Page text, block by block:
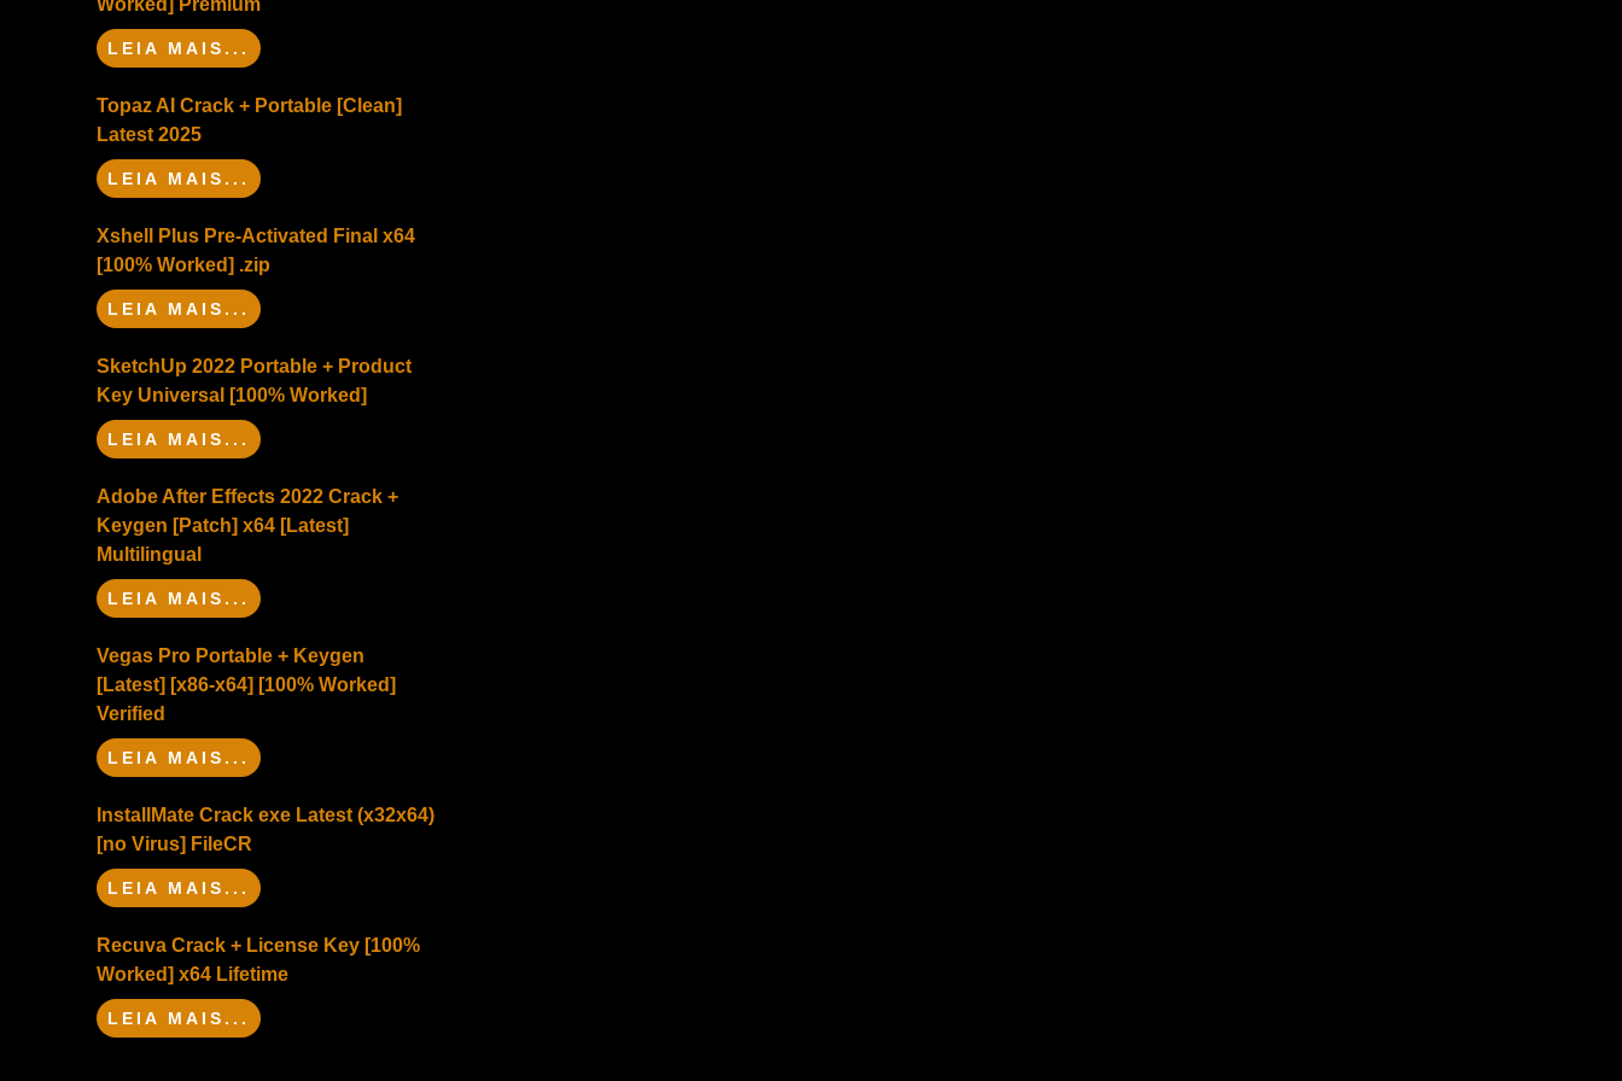
Worked] Premium
LEIA MAIS...
Topaz AI Crack + Portable [Clean]
Latest 2025
LEIA MAIS...
Xshell Plus Pre-Activated Final x64
[100% Worked] .zip
LEIA MAIS...
SketchUp 2022 Portable + Product
Key Universal [100% Worked]
LEIA MAIS...
Adobe After Effects 2022 Crack +
Keygen [Patch] x64 [Latest]
Multilingual
LEIA MAIS...
Vegas Pro Portable + Keygen
[Latest] [x86-x64] [100% Worked]
Verified
LEIA MAIS...
InstallMate Crack exe Latest (x32x64)
[no Virus] FileCR
LEIA MAIS...
Recuva Crack + License Key [100%
Worked] x64 Lifetime
LEIA MAIS...